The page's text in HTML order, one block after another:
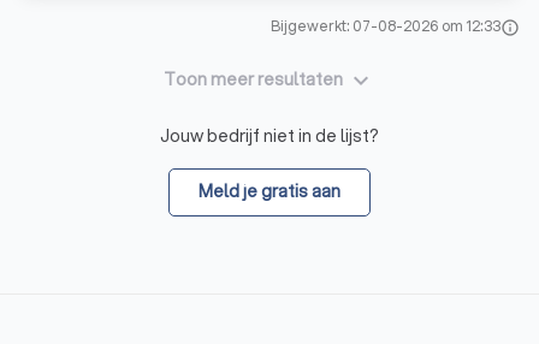
Bijgewerkt: 07-08-2026 om 12:33info
Toon meer resultaten keyboard_arrow_down
Jouw bedrijf niet in de lijst?
Meld je gratis aan